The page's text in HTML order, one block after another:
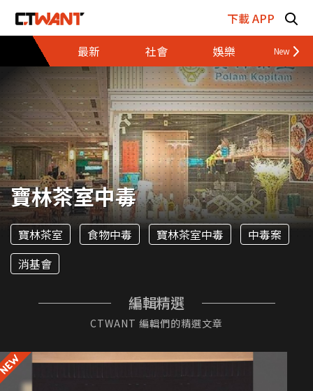
下載 APP
最新
社會 娛樂 財經
寶林茶室中毒
寶林茶室 食物中毒 寶林茶室中毒
中毒案
消基會
編輯精選
CTWANT 編輯們的精選文章